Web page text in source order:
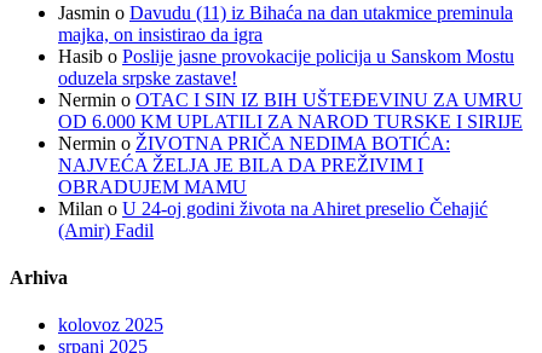
Jasmin o Davudu (11) iz Bihaća na dan utakmice preminula
majka, on insistirao da igra
Hasib o Poslije jasne provokacije policija u Sanskom Mostu
oduzela srpske zastave!
Nermin o OTAC I SIN IZ BIH UŠTEĐEVINU ZA UMRU
OD 6.000 KM UPLATILI ZA NAROD TURSKE I SIRIJE
Nermin o ŽIVOTNA PRIČA NEDIMA BOTIĆA:
NAJVEĆA ŽELJA JE BILA DA PREŽIVIM I
OBRADUJEM MAMU
Milan o U 24-oj godini života na Ahiret preselio Čehajić
(Amir) Fadil
Arhiva
kolovoz 2025
srpanj 2025